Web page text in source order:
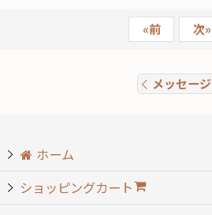
«前 次»
メッセージ
ホーム
ショッピングカート